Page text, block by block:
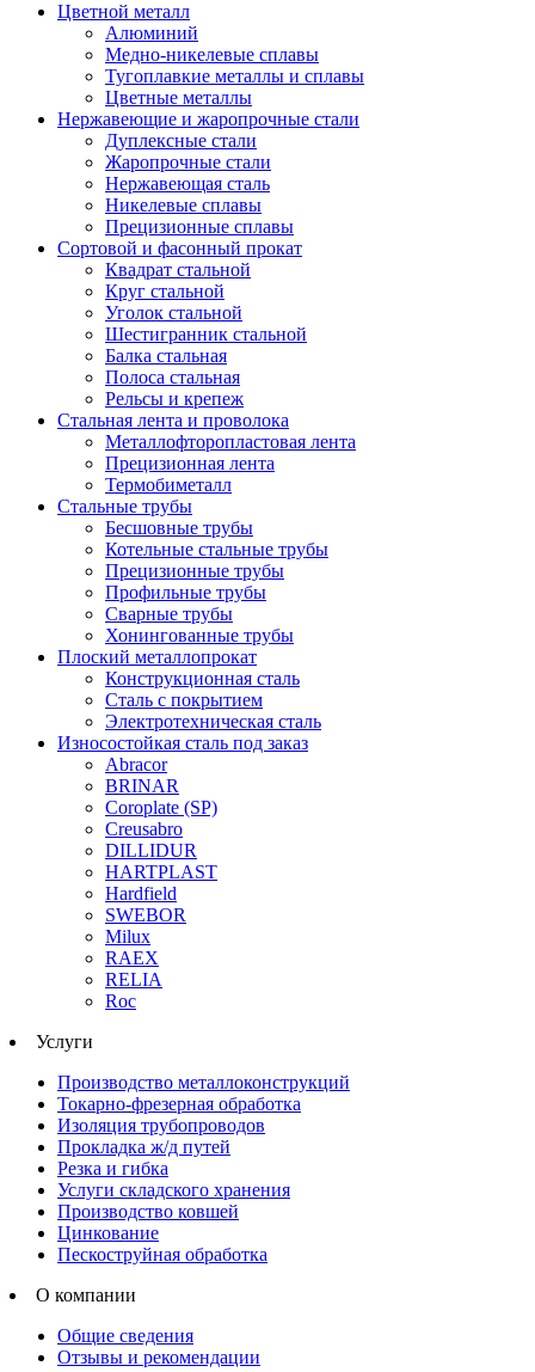
Цветной металл
Алюминий
Медно-никелевые сплавы
Тугоплавкие металлы и сплавы
Цветные металлы
Нержавеющие и жаропрочные стали
Дуплексные стали
Жаропрочные стали
Нержавеющая сталь
Никелевые сплавы
Прецизионные сплавы
Сортовой и фасонный прокат
Квадрат стальной
Круг стальной
Уголок стальной
Шестигранник стальной
Балка стальная
Полоса стальная
Рельсы и крепеж
Стальная лента и проволока
Металлофторопластовая лента
Прецизионная лента
Термобиметалл
Стальные трубы
Бесшовные трубы
Котельные стальные трубы
Прецизионные трубы
Профильные трубы
Сварные трубы
Хонингованные трубы
Плоский металлопрокат
Конструкционная сталь
Сталь с покрытием
Электротехническая сталь
Износостойкая сталь под заказ
Abracor
BRINAR
Coroplate (SP)
Creusabro
DILLIDUR
HARTPLAST
Hardfield
SWEBOR
Milux
RAEX
RELIA
Roc
Услуги
Производство металлоконструкций
Токарно-фрезерная обработка
Изоляция трубопроводов
Прокладка ж/д путей
Резка и гибка
Услуги складского хранения
Производство ковшей
Цинкование
Пескоструйная обработка
О компании
Общие сведения
Отзывы и рекомендации